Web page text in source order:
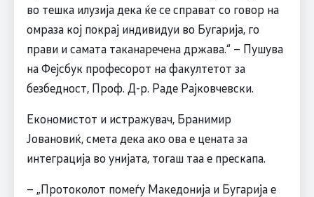
во тешка илузија дека ќе се справат со говор на
омраза кој покрај индивидуи во Бугарија, го
прави и самата таканаречена држава.“ – Пушува
на Фејсбук професорот на факултетот за
безбедност, Проф. Д-р. Раде Рајковчевски.
Економистот и истражувач, Бранимир
Јовановиќ, смета дека ако ова е цената за
интеграција во унијата, тогаш таа е прескапа.
– „Протоколот помеѓу Македонија и Бугарија е